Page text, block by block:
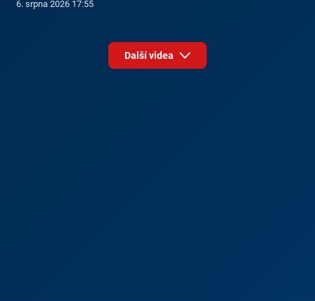
6. srpna 2026 17:55
Další videa